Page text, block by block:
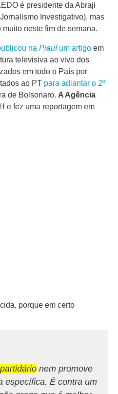
é presidente da Abraji
Investigativo), mas
neste fim de semana.
na Piauíum artigo em
televisiva ao vivo dos
em todo o País por
ao PT para adiantar o 2º
de Bolsonaro. A Agência
e fez uma reportagem em
porque em certo
nem promove
específica. É contra um